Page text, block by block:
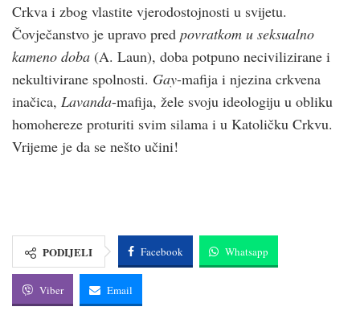
Crkva i zbog vlastite vjerodostojnosti u svijetu.
Čovječanstvo je upravo pred povratkom u seksualno
kameno doba (A. Laun), doba potpuno necivilizirane i
nekultivirane spolnosti. Gay-mafija i njezina crkvena
inačica, Lavanda-mafija, žele svoju ideologiju u obliku
homohereze proturiti svim silama i u Katoličku Crkvu.
Vrijeme je da se nešto učini!
PODIJELI Facebook Whatsapp
Viber Email